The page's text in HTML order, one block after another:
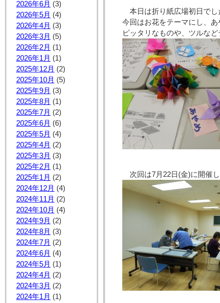
2026年6月 (3)
2026年5月 (4)
2026年4月 (3)
2026年3月 (5)
2026年2月 (1)
2026年1月 (1)
2025年12月 (2)
2025年10月 (5)
2025年9月 (3)
2025年8月 (1)
2025年7月 (2)
2025年6月 (6)
2025年5月 (4)
2025年4月 (2)
2025年3月 (3)
2025年2月 (1)
2025年1月 (2)
2024年12月 (4)
2024年11月 (2)
2024年10月 (4)
2024年9月 (2)
2024年8月 (3)
2024年7月 (2)
2024年6月 (4)
2024年5月 (1)
2024年4月 (2)
2024年3月 (2)
2024年1月 (1)
本日は折り紙広場初日でし
今回はお花をテーマにし、
ピッタリなものや、ツルな
次回は7月22日(金)に開催